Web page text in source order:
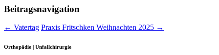
Beitragsnavigation
← Vatertag Praxis Fritschken Weihnachten 2025 →
Orthopädie | Unfallchirurgie